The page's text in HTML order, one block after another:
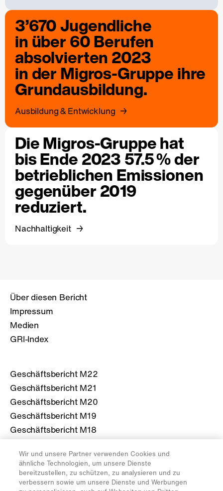
3’670 Jugendliche
in über 60 Berufen
absolvierten 2023
in der Migros-Gruppe ihre
Grundausbildung.
Ausbildung & Entwicklung
Die Migros-Gruppe hat
bis Ende 2023 57.5 % der
betrieblichen Emissionen
gegenüber 2019
reduziert.
Nachhaltigkeit
Über diesen Bericht
Impressum
Medien
GRI-Index
Geschäftsbericht M22
Geschäftsbericht M21
Geschäftsbericht M20
Geschäftsbericht M19
Geschäftsbericht M18
Mehr über die Migros
migros.ch
Wir und unsere Partner verwenden Cookies und
ähnliche Technologien, um unsere Dienste
bereitzustellen, zu schützen, zu analysieren und zu
verbessern sowie um unsere Dienste und Werbungen